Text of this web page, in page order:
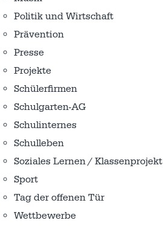
Politik und Wirtschaft
Prävention
Presse
Projekte
Schülerfirmen
Schulgarten-AG
Schulinternes
Schulleben
Soziales Lernen / Klassenprojekt
Sport
Tag der offenen Tür
Wettbewerbe